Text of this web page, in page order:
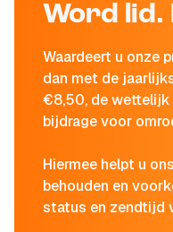
Word lid.
Waardeert u onze
dan met de
€8,50, de wettelijk
bijdrage voor
Hiermee helpt u
behouden en
status en zendtijd